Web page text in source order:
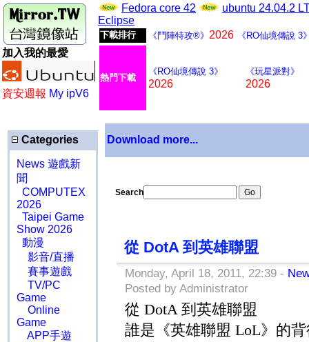
加入我的最愛
資安週報 My ipV6
Fedora core 42
ubuntu 24.04.2
Eclipse
下載排行 《鬥陣特攻®》 2026 《RO仙境傳說 3
熱門下載
《RO仙境傳說 3》
2026
《玩星派對》
2026
Categories
News 遊戲新
聞
COMPUTEX
2026
Taipei Game
Show 2026
動漫
影音/直播
賽事遊戲
TV/PC
Game
Online
Game
APP手遊
Download more...
Search
從 DotA 到英雄聯盟
Monday, April 18, 2011, 22:39 -
Posted by Administrator
從 DotA 到英雄聯盟
誰是《英雄聯盟 LoL》的